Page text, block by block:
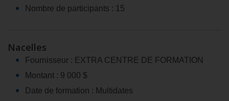
Nombre de participants : 15
Nacelles
Fournisseur : EXTRA CENTRE DE FORMATION
Montant : 9 000 $
Date de formation : Multidates